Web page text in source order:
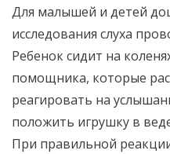
Для малышей и детей
исследования слуха
Ребенок сидит на
помощника, которые
реагировать на
положить игрушку в
При правильной